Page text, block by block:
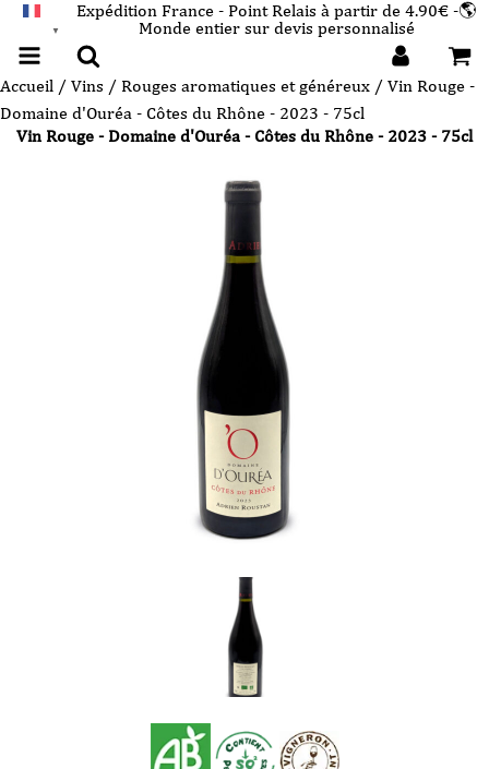
▼
Expédition France - Point Relais à partir de 4.90€ -🌎
Monde entier sur devis personnalisé
Accueil / Vins / Rouges aromatiques et généreux / Vin Rouge -
Domaine d'Ouréa - Côtes du Rhône - 2023 - 75cl
Vin Rouge - Domaine d'Ouréa - Côtes du Rhône - 2023 - 75cl